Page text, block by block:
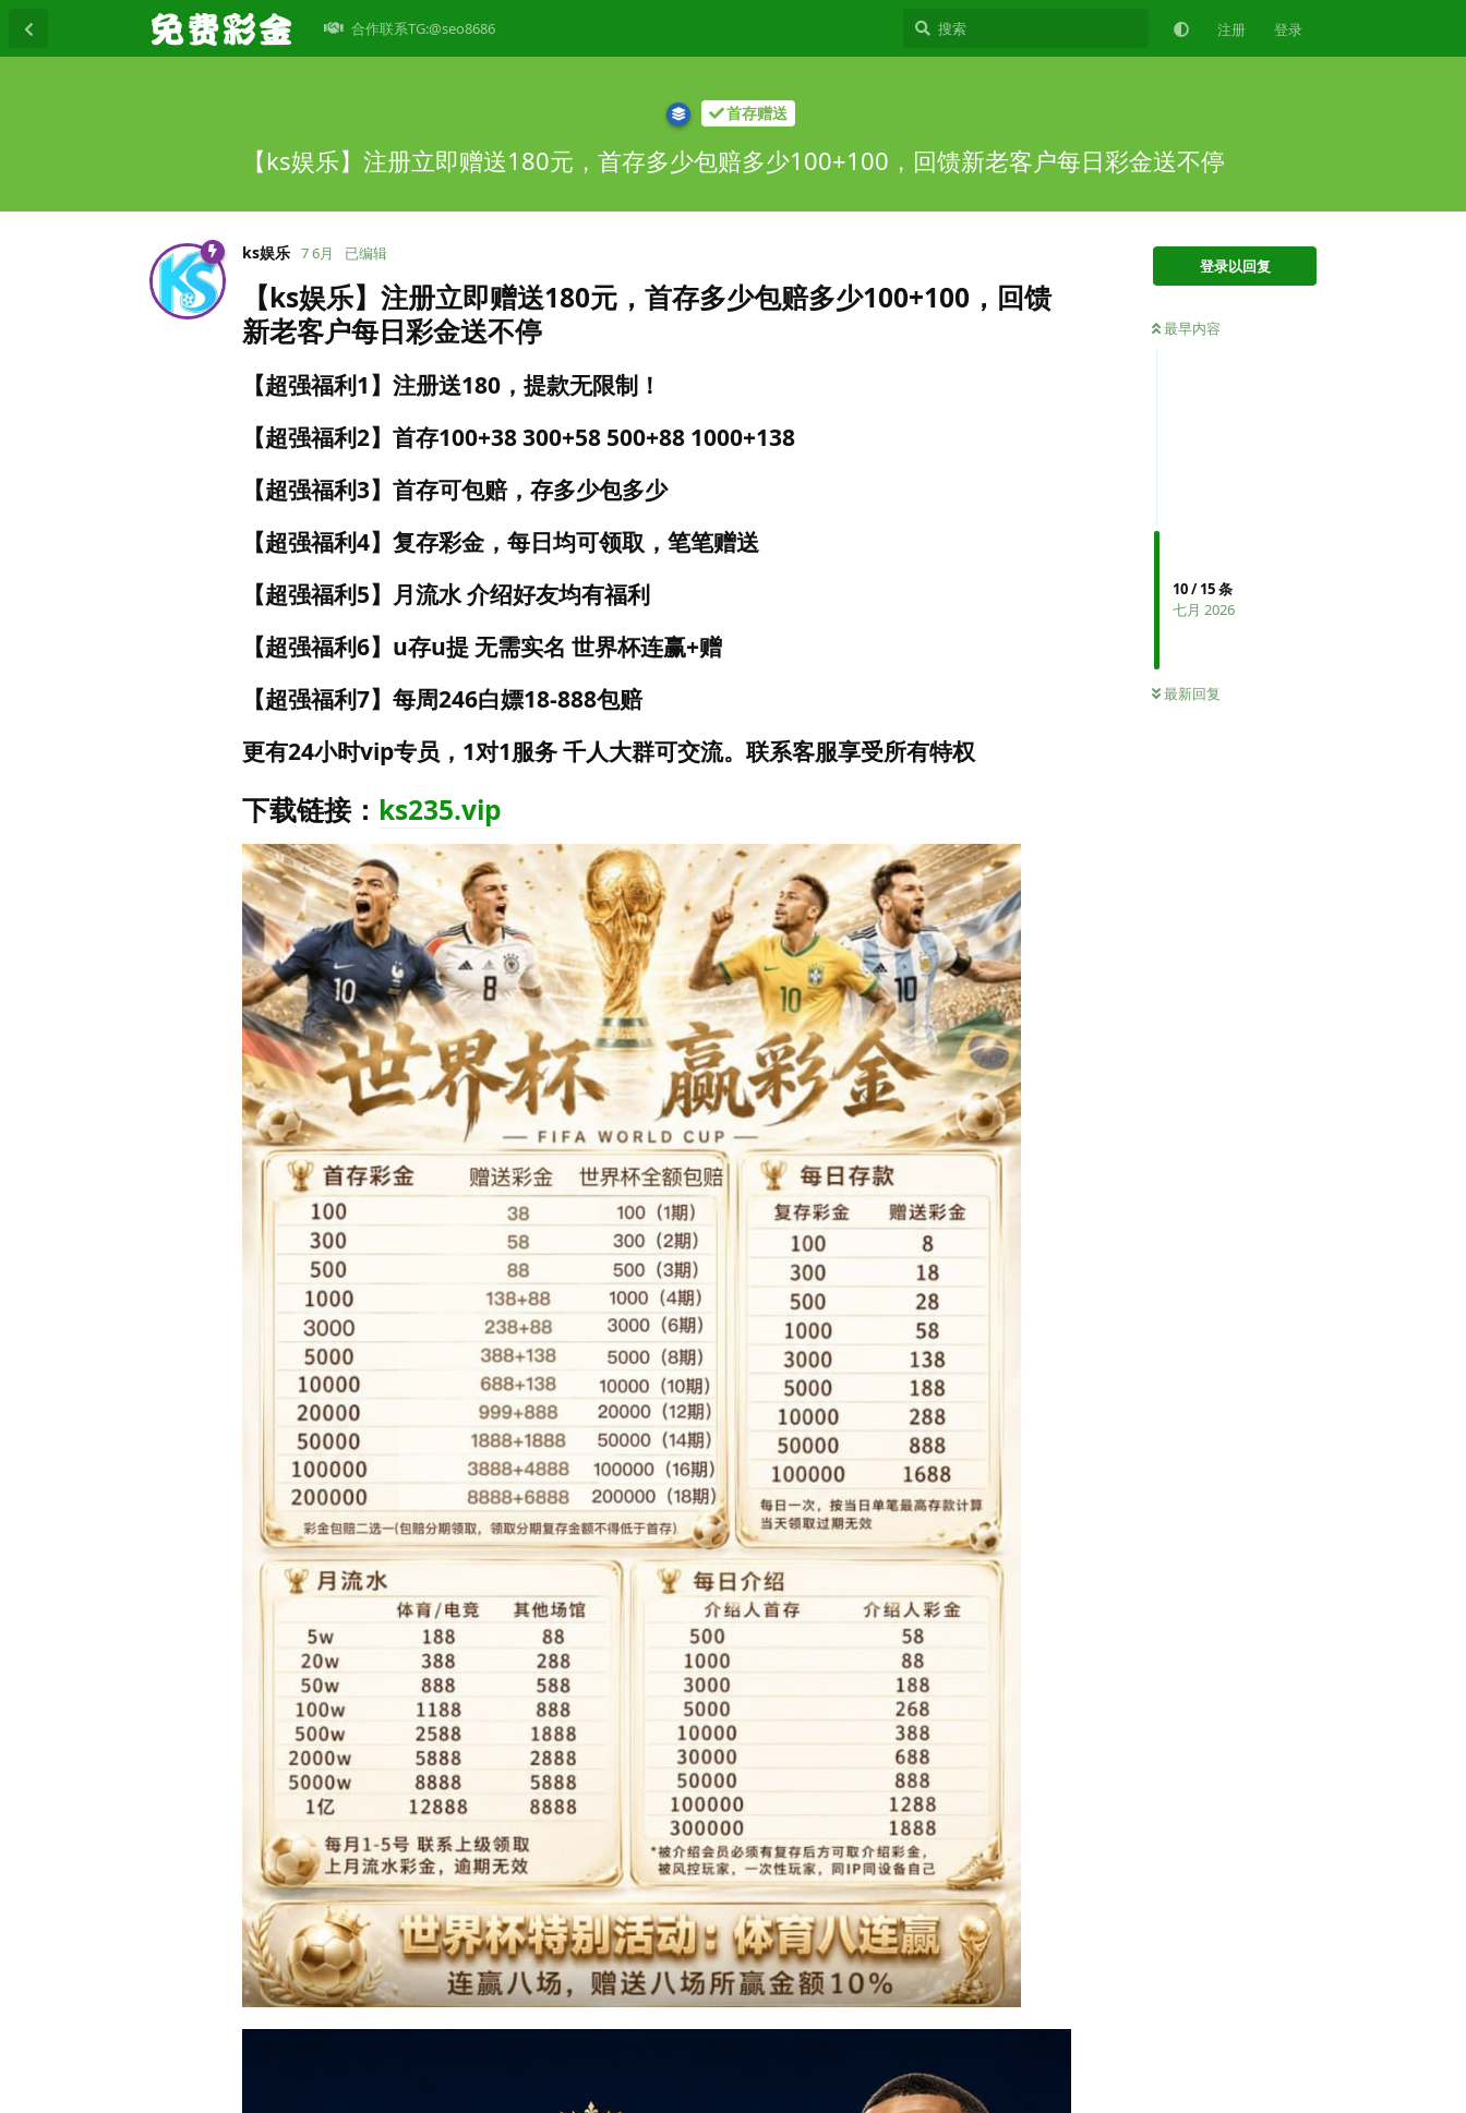
合作联系TG:@seo8686 注册 登录
首存赠送
【ks娱乐】注册立即赠送180元，首存多少包赔多少100+100，回馈新老客户每日彩金送不停
登录以回复
最早内容
10/15条
七月 2026
最新回复
ks娱乐 7 6月 已编辑
【ks娱乐】注册立即赠送180元，首存多少包赔多少100+100，回馈
新老客户每日彩金送不停
【超强福利1】注册送180，提款无限制！
【超强福利2】首存100+38 300+58 500+88 1000+138
【超强福利3】首存可包赔，存多少包多少
【超强福利4】复存彩金，每日均可领取，笔笔赠送
【超强福利5】月流水 介绍好友均有福利
【超强福利6】u存u提 无需实名 世界杯连赢+赠
【超强福利7】每周246白嫖18-888包赔
更有24小时vip专员，1对1服务 千人大群可交流。联系客服享受所有特权
下载链接： ks235.vip